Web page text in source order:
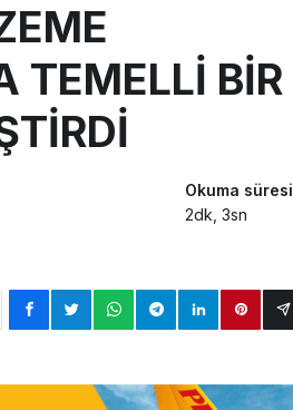
TEMELLİ BİR
Okuma süresi
2dk, 3sn